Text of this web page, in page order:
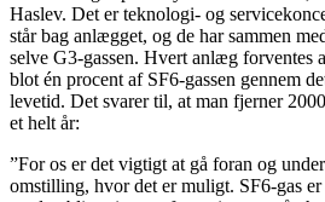
Haslev. Det er teknologi- og
står bag anlægget, og de har sammen
selve G3-gassen. Hvert anlæg forventes
blot én procent af SF6-gassen gennem
levetid. Det svarer til, at man fjerner
et helt år:
”For os er det vigtigt at gå foran og
omstilling, hvor det er muligt. SF6-gas er